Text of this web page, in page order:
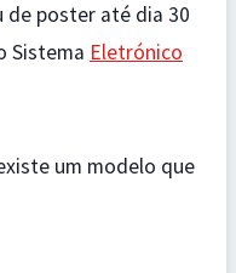
de poster até dia 30
Sistema Eletrónico
um modelo que